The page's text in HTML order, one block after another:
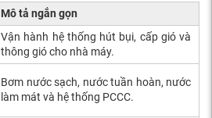
Mô tả ngắn gọn
Vận hành hệ thống hút bụi, cấp gió và
thông gió cho nhà máy.
Bơm nước sạch, nước tuần hoàn, nước
làm mát và hệ thống PCCC.